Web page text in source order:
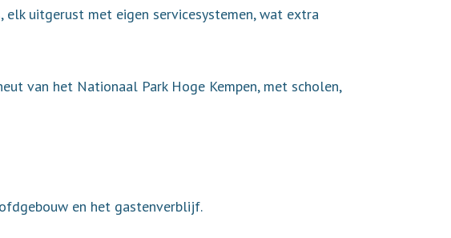
uitgerust met eigen servicesystemen, wat extra
van het Nationaal Park Hoge Kempen, met scholen,
en het gastenverblijf.